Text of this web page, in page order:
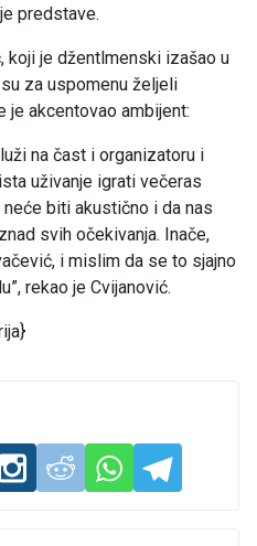
predstave.
koji je džentlmenski izašao u
za uspomenu željeli
je akcentovao ambijent:
na čast i organizatoru i
uživanje igrati večeras
biti akustično i da nas
svih očekivanja. Inače,
i mislim da se to sjajno
rekao je Cvijanović.